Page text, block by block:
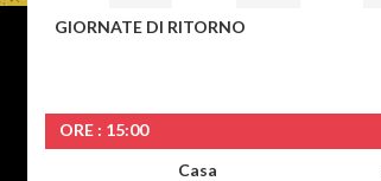
GIORNATE DI RITORNO
ORE : 15:00
Casa